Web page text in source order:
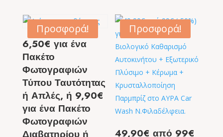
Προσφορά!
6,50€ για ένα
Πακέτο
Φωτογραφιών
Τύπου Ταυτότητας
ή Απλές, ή 9,90€
για ένα Πακέτο
Φωτογραφιών
Διαβατηρίου ή
Προσφορά!
49,90€ από 99€